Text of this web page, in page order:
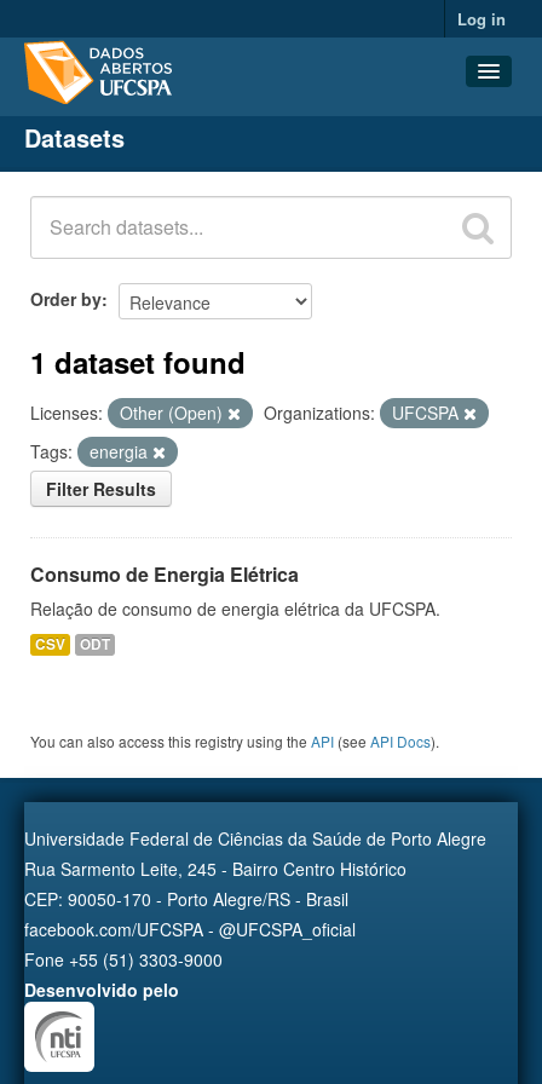
Log in
Datasets
Organizations
Groups
About
Datasets
Order by
1 dataset found
Licenses: Other (Open) Organizations:
UFCSPA
Tags:
energia
Filter Results
Consumo de Energia Elétrica
Relação de consumo de energia elétrica da UFCSPA.
CSV ODT
You can also access this registry using the API (see API Docs).
Universidade Federal de Ciências da Saúde de Porto Alegre
Rua Sarmento Leite, 245 - Bairro Centro Histórico
CEP: 90050-170 - Porto Alegre/RS - Brasil
facebook.com/UFCSPA - @UFCSPA_oficial
Fone +55 (51) 3303-9000
Desenvolvido pelo